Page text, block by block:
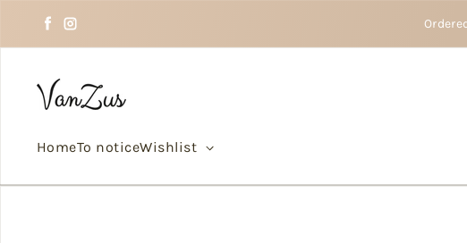
Facebook
Instagram
HomeTo noticeWishlist